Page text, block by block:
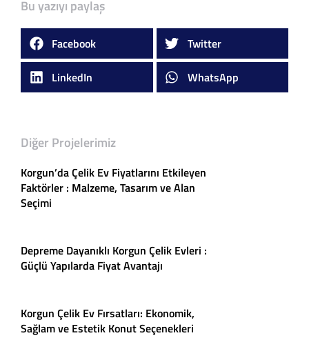
Bu yazıyı paylaş
Facebook Twitter
LinkedIn WhatsApp
Diğer Projelerimiz
Korgun’da Çelik Ev Fiyatlarını Etkileyen
Faktörler : Malzeme, Tasarım ve Alan
Seçimi
Depreme Dayanıklı Korgun Çelik Evleri :
Güçlü Yapılarda Fiyat Avantajı
Korgun Çelik Ev Fırsatları: Ekonomik,
Sağlam ve Estetik Konut Seçenekleri